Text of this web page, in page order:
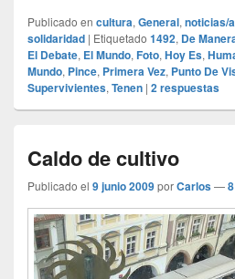
Publicado en cultura, General, noticias/
solidaridad | Etiquetado 1492, De
El Debate, El Mundo, Foto, Hoy Es,
Mundo, Pince, Primera Vez, Punto De
Supervivientes, Tenen | 2 respuestas
Caldo de cultivo
Publicado el 9 junio 2009porCarlos—